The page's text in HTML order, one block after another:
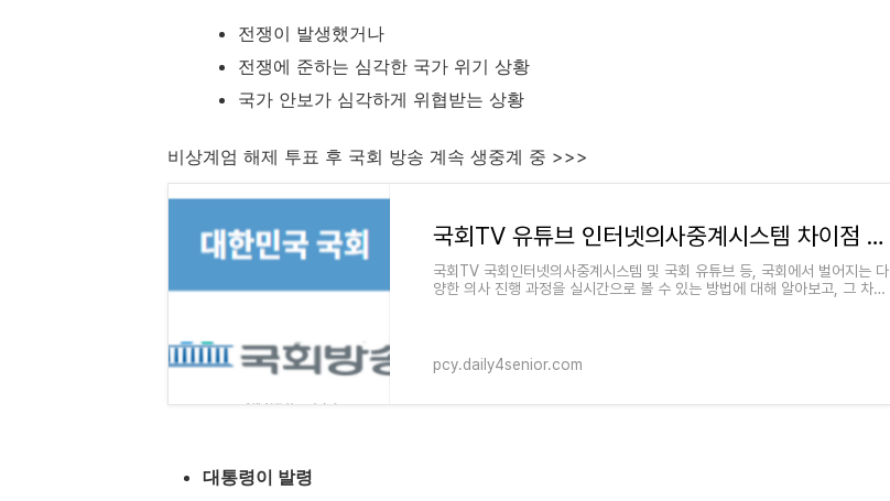
전쟁이 발생했거나
전쟁에 준하는 심각한 국가 위기 상황
국가 안보가 심각하게 위협받는 상황
비상계엄 해제 투표 후 국회 방송 계속 생중계 중 >>>
국회TV 유튜브 인터넷의사중계시스템 차이점 본회의 외 실시간 중계 윤석열 대통령 청문회
국회TV 국회인터넷의사중계시스템 및 국회 유튜브 등, 국회에서 벌어지는 다
양한 의사 진행 과정을 실시간으로 볼 수 있는 방법에 대해 알아보고, 그 차이
pcy.daily4senior.com
대통령이 발령